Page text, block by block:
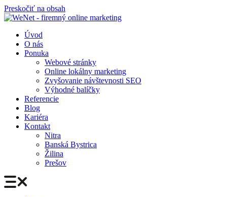
Preskočiť na obsah
Úvod
O nás
Ponuka
Webové stránky
Online lokálny marketing
Zvyšovanie návštevnosti SEO
Výhodné balíčky
Referencie
Blog
Kariéra
Kontakt
Nitra
Banská Bystrica
Žilina
Prešov